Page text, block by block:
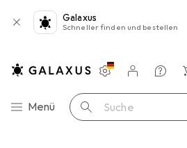
Galaxus
Schneller finden und bestellen
Navigation nach Kategorien
Menü Suche
Einstellungen
Kundenkonto
Vergleichslisten
Merklisten
Warenkorb